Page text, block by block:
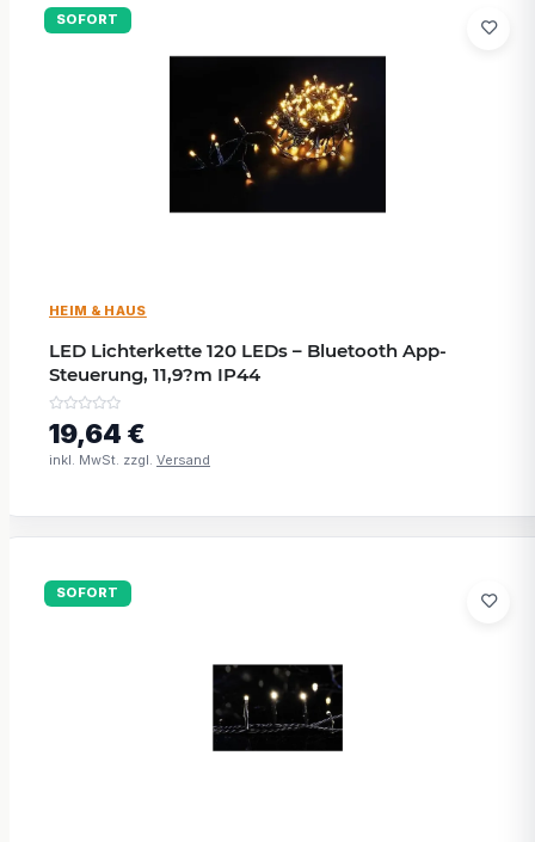
SOFORT
HEIM & HAUS
LED Lichterkette 120 LEDs – Bluetooth App-
Steuerung, 11,9?m IP44
19,64 €
inkl. MwSt. zzgl. Versand
SOFORT